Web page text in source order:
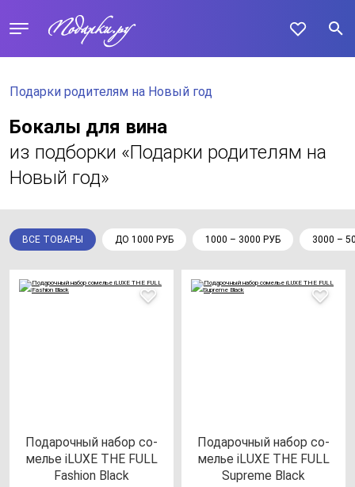
Подарки родителям на Новый год
Бокалы для вина
из подборки «Подарки родителям на
Новый год»
ВСЕ ТОВАРЫ ДО 1000 РУБ 1000 – 3000 РУБ 3000 –
Пода­роч­ный на­бор со­
мелье iLUXE THE FULL
Fas­hi­on Black
Пода­роч­ный на­бор со­
мелье iLUXE THE FULL
Sup­re­me Black